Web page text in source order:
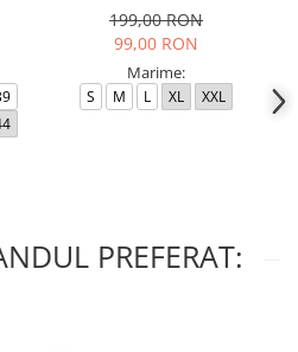
199,00 RON
99,00 RON
Marime:
S M L XL XXL
PREFERAT: